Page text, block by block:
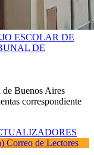
ESCOLAR DE
DE
Buenos Aires
correspondiente